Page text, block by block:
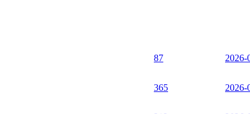
87 2026-
365 2026-